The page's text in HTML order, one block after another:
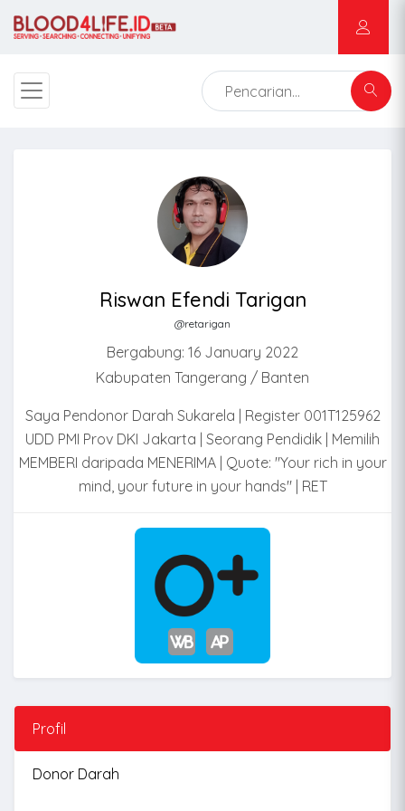
Riswan Efendi Tarigan
@retarigan
Bergabung: 16 January 2022
Kabupaten Tangerang / Banten
Saya Pendonor Darah Sukarela | Register 001T125962
UDD PMI Prov DKI Jakarta | Seorang Pendidik | Memilih
MEMBERI daripada MENERIMA | Quote: "Your rich in your
mind, your future in your hands" | RET
Profil
Donor Darah